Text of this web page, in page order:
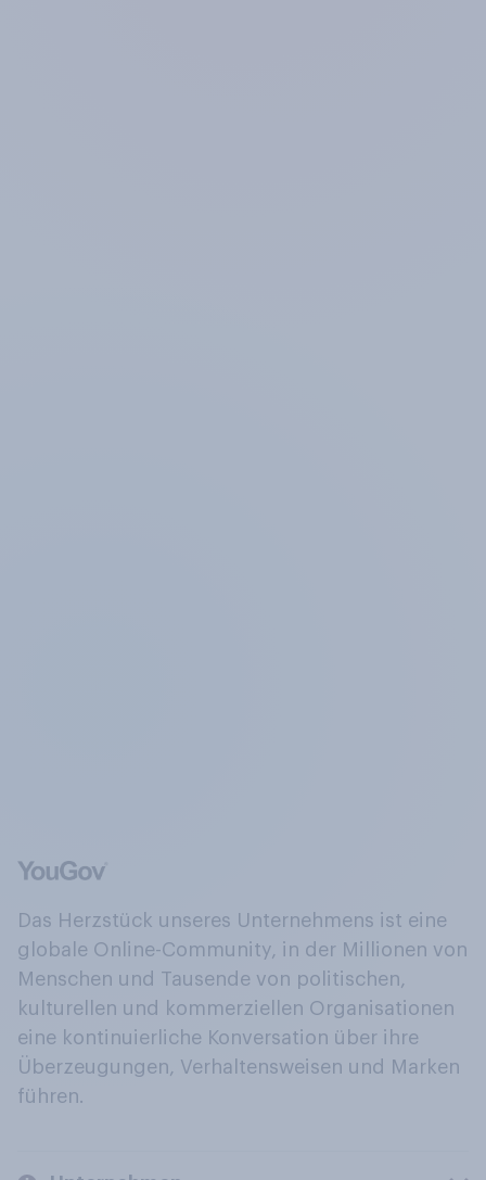
Das Herzstück unseres Unternehmens ist eine
globale Online-Community, in der Millionen von
Menschen und Tausende von politischen,
kulturellen und kommerziellen Organisationen
eine kontinuierliche Konversation über ihre
Überzeugungen, Verhaltensweisen und Marken
führen.